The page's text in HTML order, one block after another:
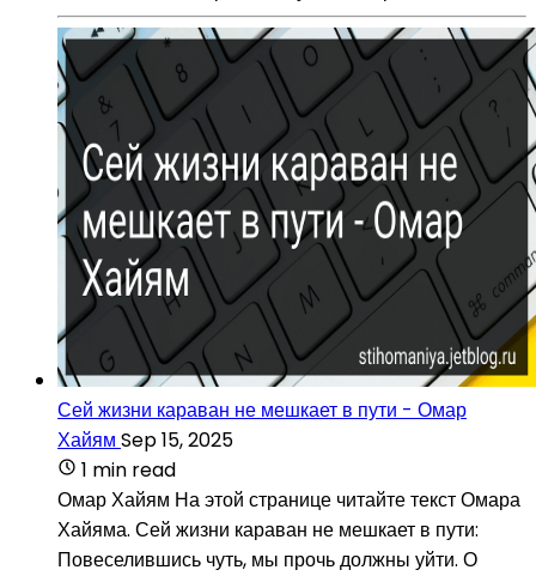
Сей жизни караван не мешкает в пути - Омар
Хайям Sep 15, 2025
1 min read
Омар Хайям На этой странице читайте текст Омара
Хайяма. Сей жизни караван не мешкает в пути:
Повеселившись чуть, мы прочь должны уйти. О